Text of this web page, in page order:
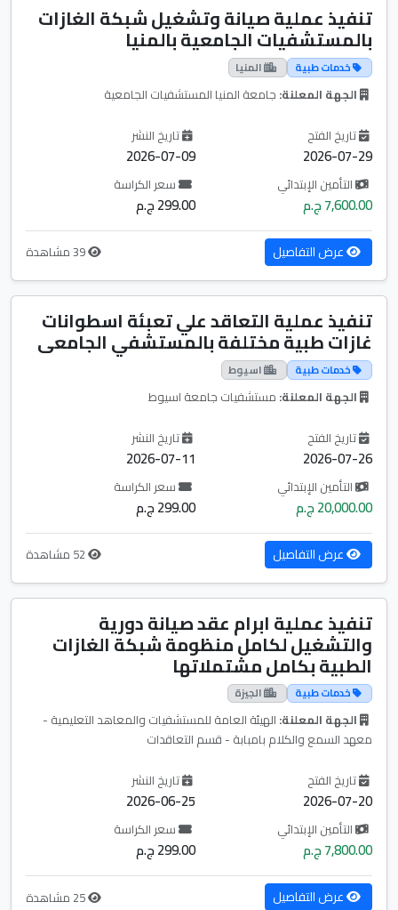
تنفيذ عملية صيانة وتشغيل شبكة الغازات
بالمستشفيات الجامعية بالمنيا
خدمات طبية المنيا
الجهة المعلنة: جامعة المنيا المستشفيات الجامعية
تاريخ الفتح
2026-07-29
تاريخ النشر
2026-07-09
التأمين الإبتدائي
7,600.00 ج.م
سعر الكراسة
299.00 ج.م
عرض التفاصيل
تنفيذ عملية التعاقد علي تعبئة اسطوانات
غازات طبية مختلفة بالمستشفي الجامعى
خدمات طبية اسيوط
الجهة المعلنة: مستشفيات جامعة اسيوط
تاريخ الفتح
2026-07-26
تاريخ النشر
2026-07-11
التأمين الإبتدائي
20,000.00 ج.م
سعر الكراسة
299.00 ج.م
عرض التفاصيل
تنفيذ عملية ابرام عقد صيانة دورية
والتشغيل لكامل منظومة شبكة الغازات
الطبية بكامل مشتملاتها
خدمات طبية الجيزة
الجهة المعلنة: الهيئة العامة للمستشفيات والمعاهد التعليمية -
معهد السمع والكلام بامبابة - قسم التعاقدات
تاريخ الفتح
2026-07-20
تاريخ النشر
2026-06-25
التأمين الإبتدائي
7,800.00 ج.م
سعر الكراسة
299.00 ج.م
عرض التفاصيل